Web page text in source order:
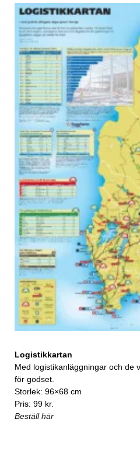
Logistikkartan
Med logistikanläggningar och de
för godset.
Storlek: 96×68 cm
Pris: 99 kr.
Beställ här